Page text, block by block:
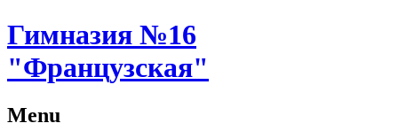
Гимназия №16
"Французская"
Menu